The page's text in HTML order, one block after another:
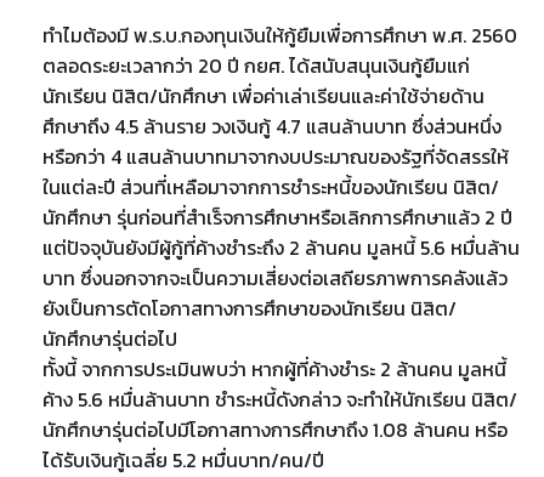
ทำไมต้องมี พ.ร.บ.กองทุนเงินให้กู้ยืมเพื่อการศึกษา พ.ศ. 2560
ตลอดระยะเวลากว่า 20 ปี กยศ. ได้สนับสนุนเงินกู้ยืมแก่
นักเรียน นิสิต/นักศึกษา เพื่อค่าเล่าเรียนและค่าใช้จ่ายด้าน
ศึกษาถึง 4.5 ล้านราย วงเงินกู้ 4.7 แสนล้านบาท ซึ่งส่วนหนึ่ง
หรือกว่า 4 แสนล้านบาทมาจากงบประมาณของรัฐที่จัดสรรให้
ในแต่ละปี ส่วนที่เหลือมาจากการชำระหนี้ของนักเรียน นิสิต/
นักศึกษา รุ่นก่อนที่สำเร็จการศึกษาหรือเลิกการศึกษาแล้ว 2 ปี
แต่ปัจจุบันยังมีผู้กู้ที่ค้างชำระถึง 2 ล้านคน มูลหนี้ 5.6 หมื่นล้าน
บาท ซึ่งนอกจากจะเป็นความเสี่ยงต่อเสถียรภาพการคลังแล้ว
ยังเป็นการตัดโอกาสทางการศึกษาของนักเรียน นิสิต/
นักศึกษารุ่นต่อไป
ทั้งนี้ จากการประเมินพบว่า หากผู้ที่ค้างชำระ 2 ล้านคน มูลหนี้
ค้าง 5.6 หมื่นล้านบาท ชำระหนี้ดังกล่าว จะทำให้นักเรียน นิสิต/
นักศึกษารุ่นต่อไปมีโอกาสทางการศึกษาถึง 1.08 ล้านคน หรือ
ได้รับเงินกู้เฉลี่ย 5.2 หมื่นบาท/คน/ปี